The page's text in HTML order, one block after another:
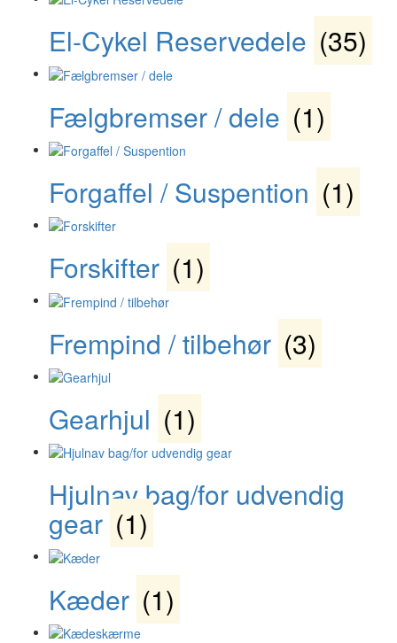
El-Cykel Reservedele (35)
Fælgbremser / dele (1)
Forgaffel / Suspention (1)
Forskifter (1)
Frempind / tilbehør (3)
Gearhjul (1)
Hjulnav bag/for udvendig
gear (1)
Kæder (1)